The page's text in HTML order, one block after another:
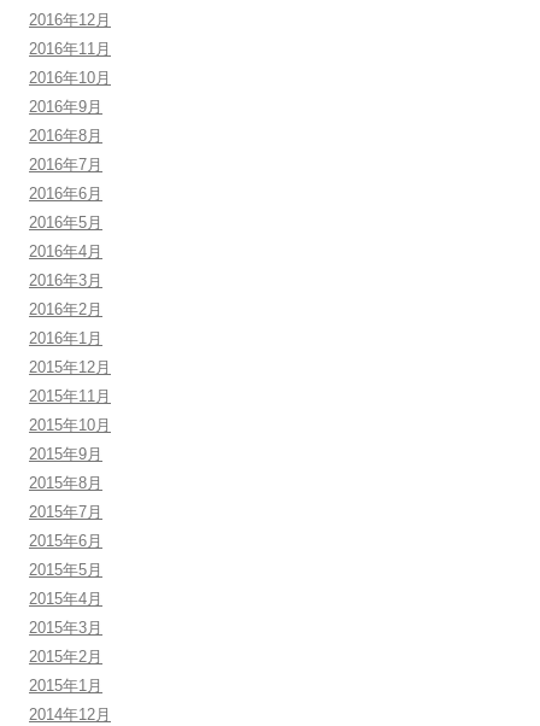
2016年12月
2016年11月
2016年10月
2016年9月
2016年8月
2016年7月
2016年6月
2016年5月
2016年4月
2016年3月
2016年2月
2016年1月
2015年12月
2015年11月
2015年10月
2015年9月
2015年8月
2015年7月
2015年6月
2015年5月
2015年4月
2015年3月
2015年2月
2015年1月
2014年12月